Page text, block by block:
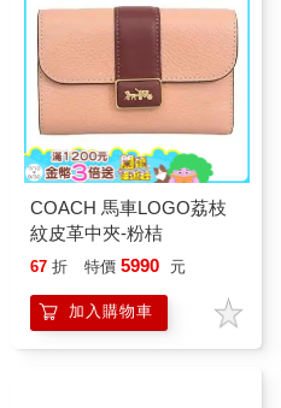
COACH 馬車LOGO荔枝
紋皮革中夾-粉桔
67 折 特價 5990 元
加入購物車